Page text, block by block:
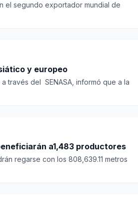
el segundo exportador mundial de
a mercado asiático y europeo
través del SENASA, informó que a la
a1,483 productores
regarse con los 808,639.11 metros